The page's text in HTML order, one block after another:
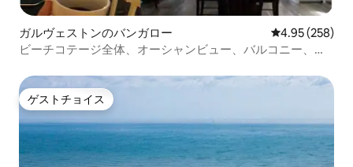
ガルヴェストンのバンガロー レビュー258
4.95 (258)
ビーチコテージ全体、オーシャンビュー、バルコニー、ビ
ゲストチョイス
ゲストチョイス